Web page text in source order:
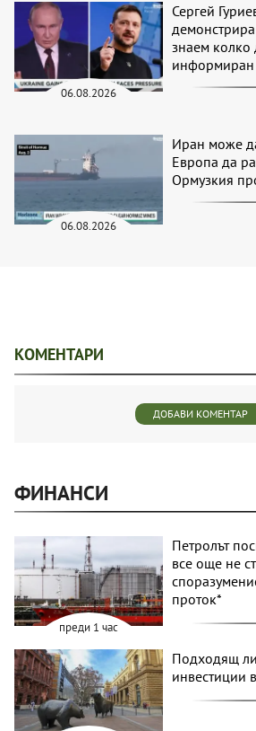
06.08.2026
Сергей
знаем колко
информиран
06.08.2026
Иран може
Европа да
Ормузкия
КОМЕНТАРИ
ДОБАВИ КОМЕНТАР
ФИНАНСИ
преди 1 час
Петролът
все още не
проток*
Подходящ
инвестиции